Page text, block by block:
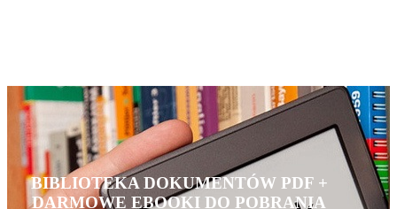
BIBLIOTEKA DOKUMENTÓW PDF +
DARMOWE EBOOKI DO POBRANIA